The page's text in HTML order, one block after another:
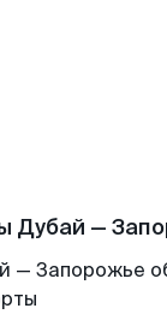
Дубай —
— Запорожье